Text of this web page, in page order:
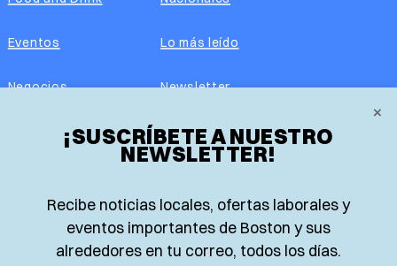
×
¡SUSCRÍBETE A NUESTRO
NEWSLETTER!
Recibe noticias locales, ofertas laborales y
eventos importantes de Boston y sus
alrededores en tu correo, todos los días.
Eventos
Negocios
Real Estate
Guía de Recursos
Lo más leído
Newsletter
Edición impresa
Advertise with us